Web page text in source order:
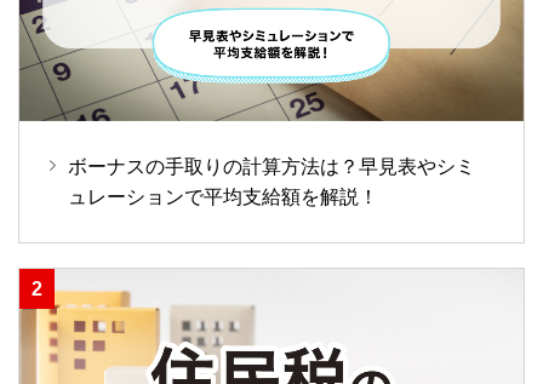
ボーナスの手取りの計算方法は？早見表やシミ
ュレーションで平均支給額を解説！